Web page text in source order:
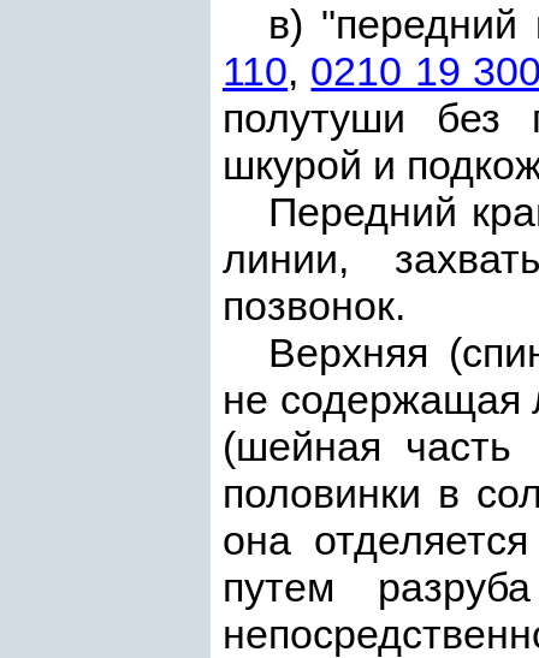
в) "передний
110, 0210 19
полутуши без
шкурой и
Передний
линии,
позвонок.
Верхняя
не содержащая
(шейная
половинки в
она
путем